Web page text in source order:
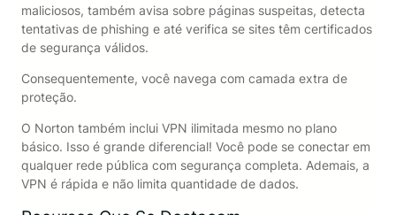
maliciosos, também avisa sobre páginas suspeitas, detecta
tentativas de phishing e até verifica se sites têm certificados
de segurança válidos.
Consequentemente, você navega com camada extra de
proteção.
O Norton também inclui VPN ilimitada mesmo no plano
básico. Isso é grande diferencial! Você pode se conectar em
qualquer rede pública com segurança completa. Ademais, a
VPN é rápida e não limita quantidade de dados.